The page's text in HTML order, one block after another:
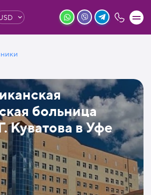
больница
Куватова в Уфе